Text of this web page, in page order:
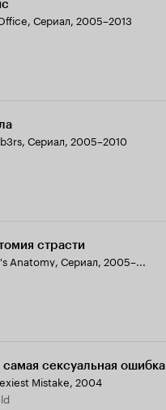
, Сериал, 2005–2013
, Сериал, 2005–2010
страсти
Anatomy, Сериал, 2005–...
самая сексуальная ошибка
Mistake, 2004